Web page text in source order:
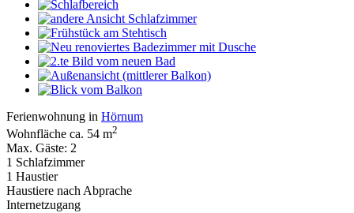
Ferienwohnung in Hörnum
Wohnfläche ca. 54 m2
Max. Gäste: 2
1 Schlafzimmer
1 Haustier
Haustiere nach Abprache
Internetzugang